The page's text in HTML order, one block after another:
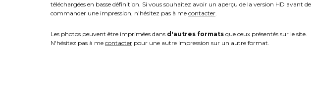
téléchargées en basse définition. Si vous souhaitez avoir un aperçu de la version HD avant de
commander une impression, n'hésitez pas à me contacter.
Les photos peuvent être imprimées dans d'autres formats que ceux présentés sur le site.
N'hésitez pas à me contacter pour une autre impression sur un autre format.